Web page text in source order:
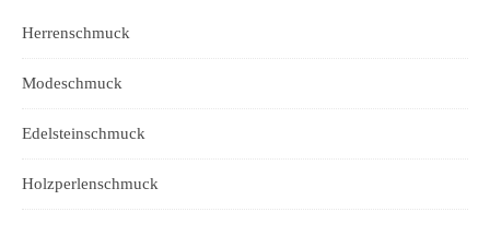
Herrenschmuck
Modeschmuck
Edelsteinschmuck
Holzperlenschmuck